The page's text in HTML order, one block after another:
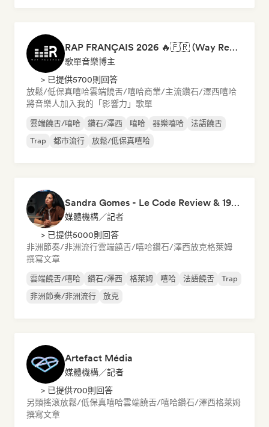
RAP FRANÇAIS 2026 🔥🇫🇷 (Way Records)
歌單音樂博主
> 已提供5700則回答
放鬆/低保真嘻哈雲端饒舌/嘻哈商業/主流鑽石/澤西嘻哈
將音樂人加入我的「影響力」歌單
雲端饒舌/嘻哈 鑽石/澤西 嘻哈 器樂嘻哈
法語饒舌
Trap
都市流行 放鬆/低保真嘻哈
Sandra Gomes - Le Code Review & 1993initiales
媒體機構／記者
> 已提供5000則回答
非洲節奏/非洲流行雲端饒舌/嘻哈鑽石/澤西放克格萊姆
撰寫文章
雲端饒舌/嘻哈 鑽石/澤西 格萊姆 嘻哈 法語饒舌
Trap
非洲節奏/非洲流行
放克
Artefact Média
媒體機構／記者
> 已提供700則回答
另類搖滾放鬆/低保真嘻哈雲端饒舌/嘻哈鑽石/澤西格萊姆
撰寫文章